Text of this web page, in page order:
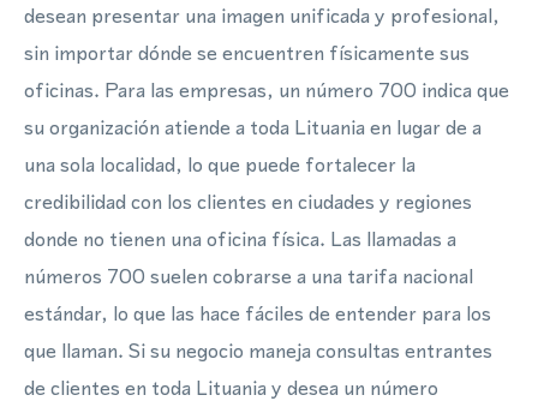
desean presentar una imagen unificada y profesional,
sin importar dónde se encuentren físicamente sus
oficinas. Para las empresas, un número 700 indica que
su organización atiende a toda Lituania en lugar de a
una sola localidad, lo que puede fortalecer la
credibilidad con los clientes en ciudades y regiones
donde no tienen una oficina física. Las llamadas a
números 700 suelen cobrarse a una tarifa nacional
estándar, lo que las hace fáciles de entender para los
que llaman. Si su negocio maneja consultas entrantes
de clientes en toda Lituania y desea un número